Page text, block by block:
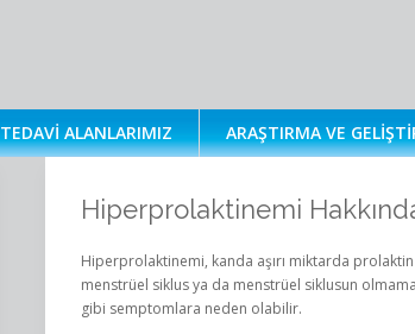
TEDAVI ALANLARIMIZ ARAŞTIRMA VE
Hiperprolaktinemi
Hiperprolaktinemi, kanda aşırı miktarda
menstrüel siklus ya da menstrüel siklusun
gibi semptomlara neden olabilir.